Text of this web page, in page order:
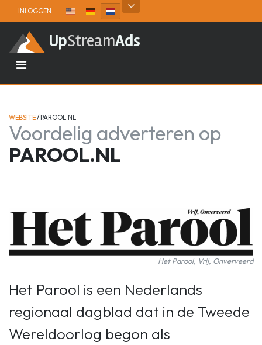
Skip to content
INLOGGEN
UpStreamAds
WEBSITE/ PAROOL.NL
Voordelig adverteren op
PAROOL.NL
Het Parool, Vrij, Onverveerd
Het Parool is een Nederlands
regionaal dagblad dat in de Tweede
Wereldoorlog begon als